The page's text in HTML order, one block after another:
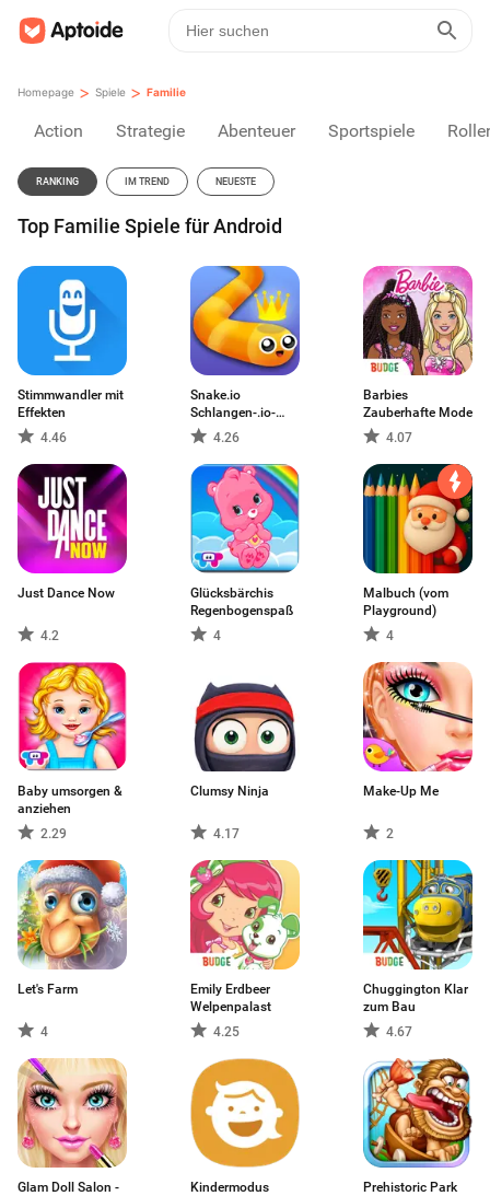
Homepage > Spiele > Familie
Action Strategie Abenteuer Sportspiele
RANKING IM TREND NEUESTE
Top Familie Spiele für Android
Stimmwandler mit
Effekten
4.46
Snake.io
Schlangen-.io-
Spiele4.26
Barbies
Zauberhafte Mode
4.07
Just Dance Now
4.2
Glücksbärchis
Regenbogenspaß
4
Malbuch (vom
Playground)
4
Baby umsorgen &
anziehen
2.29
Clumsy Ninja
4.17
Make-Up Me
2
Let's Farm
4
Emily Erdbeer
Welpenpalast
4.25
Chuggington Klar
zum Bau
4.67
Glam Doll Salon -
Kindermodus
Prehistoric Park